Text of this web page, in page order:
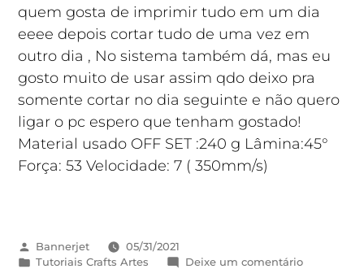
quem gosta de imprimir tudo em um dia
eeee depois cortar tudo de uma vez em
outro dia , No sistema também dá, mas eu
gosto muito de usar assim qdo deixo pra
somente cortar no dia seguinte e não quero
ligar o pc espero que tenham gostado!
Material usado OFF SET :240 g Lâmina:45°
Força: 53 Velocidade: 7 ( 350mm/s)
Bannerjet
05/31/2021
Tutoriais Crafts Artes
Deixe um comentário